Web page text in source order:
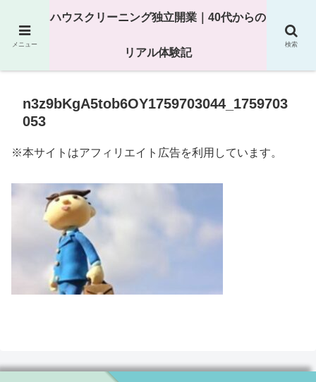
25年以上の現場経験をもとにハウスクリーニング独立の現実
n3z9bKgA5tob6OY1759703044_1759703
053
※本サイトはアフィリエイト広告を利用しています。
メニュー
ハウスクリーニング独立開業｜40代からの
リアル体験記
検索